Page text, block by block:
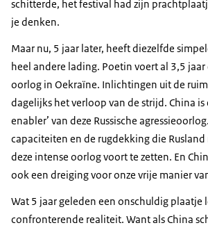
schitterde, het festival had zijn
je denken.
Maar nu, 5 jaar later, heeft diezelfde
heel andere lading. Poetin voert al 3,5
oorlog in Oekraïne. Inlichtingen uit de
dagelijks het verloop van de strijd. China is
enabler’ van deze Russische
capaciteiten en de rugdekking die
deze intense oorlog voort te zetten. En
ook een dreiging voor onze vrije manier
Wat 5 jaar geleden een onschuldig plaatje
confronterende realiteit. Want als China